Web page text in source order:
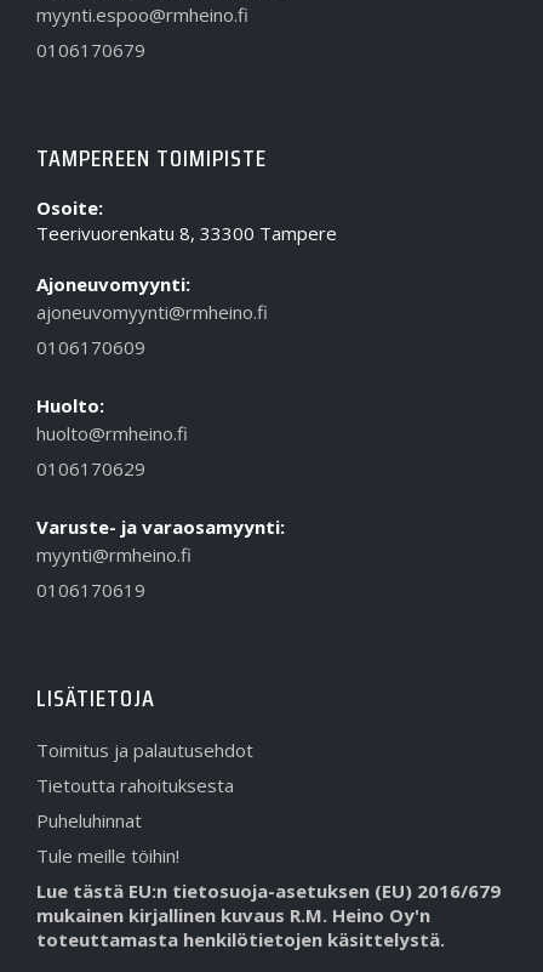
myynti.espoo@rmheino.fi
0106170679
TAMPEREEN TOIMIPISTE
Osoite:
Teerivuorenkatu 8, 33300 Tampere
Ajoneuvomyynti:
ajoneuvomyynti@rmheino.fi
0106170609
Huolto:
huolto@rmheino.fi
0106170629
Varuste- ja varaosamyynti:
myynti@rmheino.fi
0106170619
LISÄTIETOJA
Toimitus ja palautusehdot
Tietoutta rahoituksesta
Puheluhinnat
Tule meille töihin!
Lue tästä EU:n tietosuoja-asetuksen (EU) 2016/679
mukainen kirjallinen kuvaus R.M. Heino Oy'n
toteuttamasta henkilötietojen käsittelystä.